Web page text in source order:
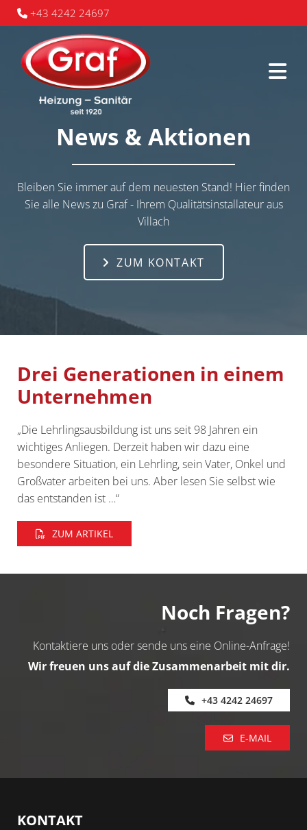
 +43 4242 24697
News & Aktionen
Bleiben Sie immer auf dem neuesten Stand! Hier finden
Sie alle News zu Graf - Ihrem Qualitätsinstallateur aus
Villach
ZUM KONTAKT
Drei Generationen in einem
Unternehmen
„Die Lehrlingsausbildung ist uns seit 98 Jahren ein
wichtiges Anliegen. Derzeit haben wir dazu eine
besondere Situation, ein Lehrling, sein Vater, Onkel und
Großvater arbeiten bei uns. Aber lesen Sie selbst wie
das entstanden ist …“
ZUM ARTIKEL
Noch Fragen?
Kontaktiere uns oder sende uns eine Online-Anfrage!
Wir freuen uns auf die Zusammenarbeit mit dir.
+43 4242 24697
E-MAIL
KONTAKT